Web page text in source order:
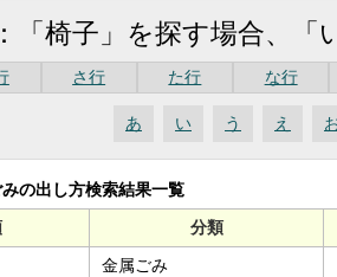
：「椅子」を探す場合、
さ行 た行 な行
あ い う え
の出し方検索結果一覧
分類
金属ごみ